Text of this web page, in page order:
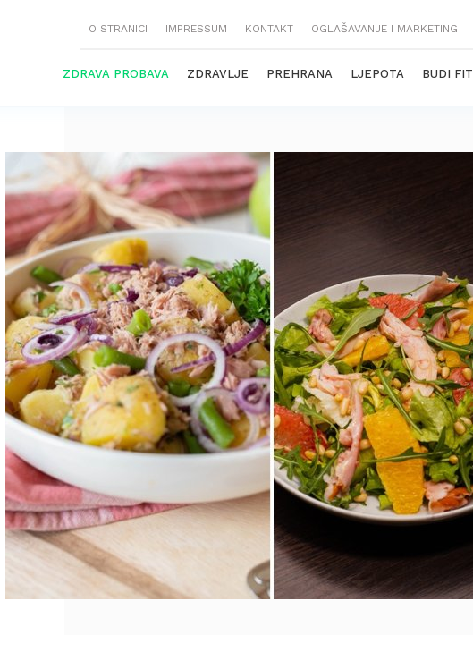
O STRANICI IMPRESSUM KONTAKT OGLAŠAVANJE I MARKETING
ZDRAVA PROBAVA ZDRAVLJE PREHRANA LJEPOTA BUDI FIT